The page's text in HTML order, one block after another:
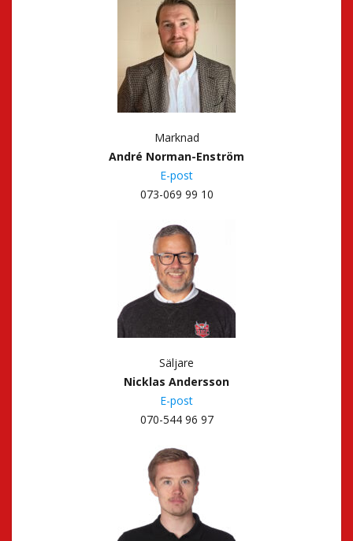
Marknad
André Norman-Enström
E-post
073-069 99 10
Säljare
Nicklas Andersson
E-post
070-544 96 97